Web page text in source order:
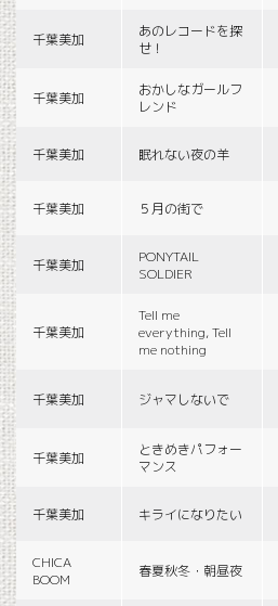
千葉美加
あのレコードを探
せ！
千葉美加
おかしなガールフ
レンド
千葉美加 眠れない夜の羊
千葉美加 ５月の街で
千葉美加
PONYTAIL
SOLDIER
千葉美加
Tell me
everything, Tell
me nothing
千葉美加 ジャマしないで
千葉美加
ときめきパフォー
マンス
千葉美加 キライになりたい
CHICA
BOOM
春夏秋冬・朝昼夜